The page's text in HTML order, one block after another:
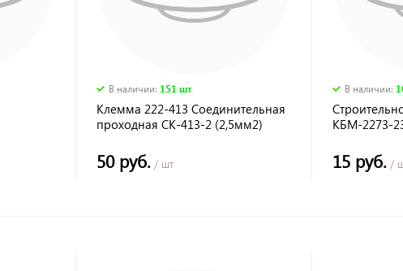
В наличии: 151 шт
Клемма 222-413 Соединительная
проходная СК-413-2 (2,5мм2)
50 руб./ шт
В наличии:
КБМ-2273-
15 руб. /